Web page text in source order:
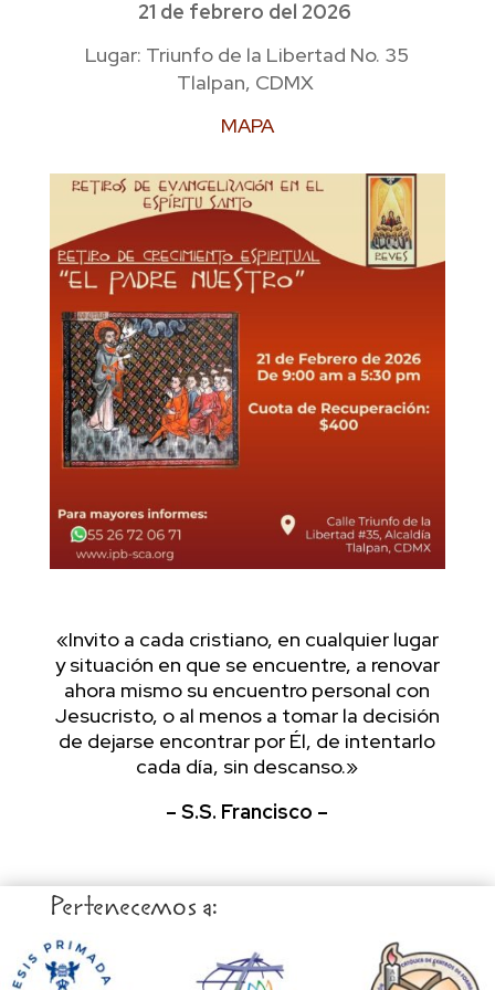
21 de febrero del 2026
Lugar: Triunfo de la Libertad No. 35
Tlalpan, CDMX
MAPA
«Invito a cada cristiano, en cualquier lugar
y situación en que se encuentre, a renovar
ahora mismo su encuentro personal con
Jesucristo, o al menos a tomar la decisión
de dejarse encontrar por Él, de intentarlo
cada día, sin descanso.»
– S.S. Francisco –
Pertenecemos a: